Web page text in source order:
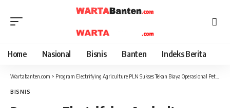
Home Nasional Bisnis Banten Indeks Berita
Wartabanten.com > Program Electrifying Agriculture PLN Sukses Tekan Biaya Operasional Petani Bawang Merah Hingga 90 Persen
BISNIS